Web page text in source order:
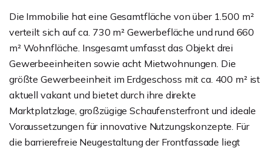
Die Immobilie hat eine Gesamtfläche von über 1.500 m²
verteilt sich auf ca. 730 m² Gewerbefläche und rund 660
m² Wohnfläche. Insgesamt umfasst das Objekt drei
Gewerbeeinheiten sowie acht Mietwohnungen. Die
größte Gewerbeeinheit im Erdgeschoss mit ca. 400 m² ist
aktuell vakant und bietet durch ihre direkte
Marktplatzlage, großzügige Schaufensterfront und ideale
Voraussetzungen für innovative Nutzungskonzepte. Für
die barrierefreie Neugestaltung der Frontfassade liegt